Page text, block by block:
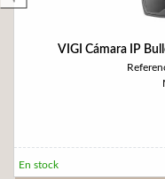
VIGI Cámara IP
En stock